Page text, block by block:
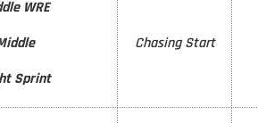
WRE
Sprint
Chasing Start